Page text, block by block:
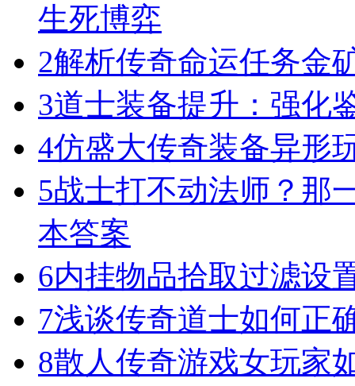
生死博弈
2解析传奇命运任务金
3道士装备提升：强化
4仿盛大传奇装备异形
5战士打不动法师？那
本答案
6内挂物品拾取过滤设
7浅谈传奇道士如何正
8散人传奇游戏女玩家